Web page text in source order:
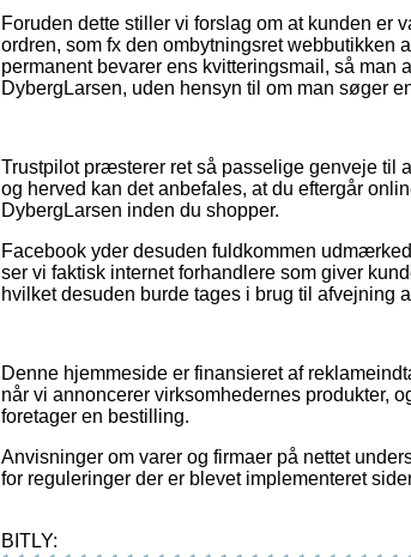
Foruden dette stiller vi forslag om at kunden er
ordren, som fx den ombytningsret webbutikken
permanent bevarer ens kvitteringsmail, så
DybergLarsen, uden hensyn til om man søger
Trustpilot præsterer ret så passelige genveje
og herved kan det anbefales, at du eftergår
DybergLarsen inden du shopper.
Facebook yder desuden fuldkommen
ser vi faktisk internet forhandlere som giver
hvilket desuden burde tages i brug til afvejning
Denne hjemmeside er finansieret af
når vi annoncerer virksomhedernes produkter,
foretager en bestilling.
Anvisninger om varer og firmaer på nettet
for reguleringer der er blevet implementeret
BITLY: